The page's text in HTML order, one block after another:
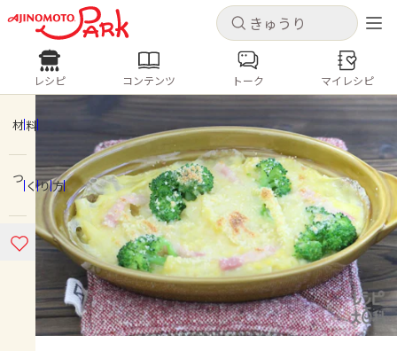
キャンセル
ログインするとレシピを保存できます
新規登録
ホーム
コンテンツ
レシピ
キャンセル
レシピ コンテンツ
人気の食材・レシピ
きゅうり なす トマト
とうもろこし
ピーマン
みょうが ゴーヤ
レシピ コンテンツ トーク マイレシピ
材料
つくり方